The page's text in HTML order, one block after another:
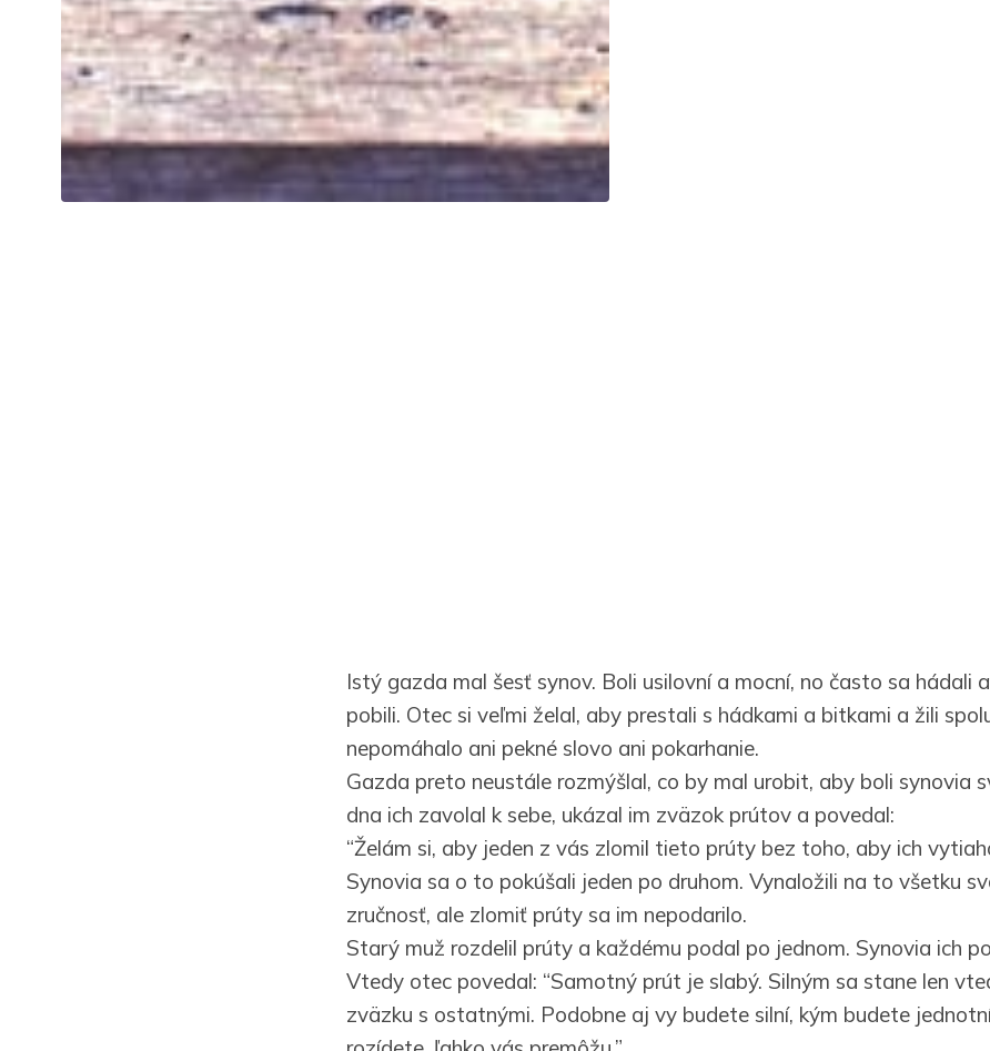
Istý gazda mal šesť synov. Boli usilovní a mocní, no často sa hádali
pobili. Otec si veľmi želal, aby prestali s hádkami a bitkami a žili
nepomáhalo ani pekné slovo ani pokarhanie.
Gazda preto neustále rozmýšlal, co by mal urobit, aby boli synovia
dna ich zavolal k sebe, ukázal im zväzok prútov a povedal:
“Želám si, aby jeden z vás zlomil tieto prúty bez toho, aby ich
Synovia sa o to pokúšali jeden po druhom. Vynaložili na to všetku
zručnosť, ale zlomiť prúty sa im nepodarilo.
Starý muž rozdelil prúty a každému podal po jednom. Synovia ich
Vtedy otec povedal: “Samotný prút je slabý. Silným sa stane len
zväzku s ostatnými. Podobne aj vy budete silní, kým budete